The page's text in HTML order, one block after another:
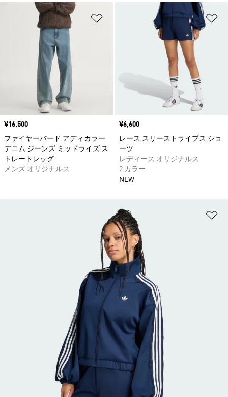
ほしいものリストに追加
価格
¥16,500
ファイヤーバード アディカラー
デニム ジーンズ ミッドライズ ス
トレートレッグ
メンズ オリジナルス
価格
¥6,600
レース スリーストライプス ショ
ーツ
レディース オリジナルス
2 カラー
NEW